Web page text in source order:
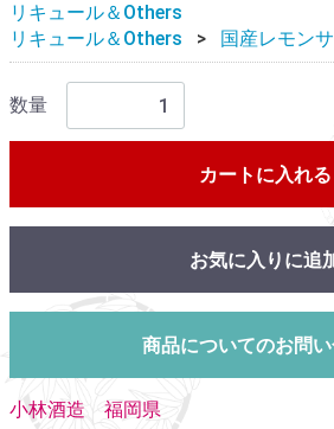
リキュール＆Others
リキュール＆Others
国産レモン
数量
カートに入れる
お気に入りに追
商品についてのお問
小林酒造 福岡県